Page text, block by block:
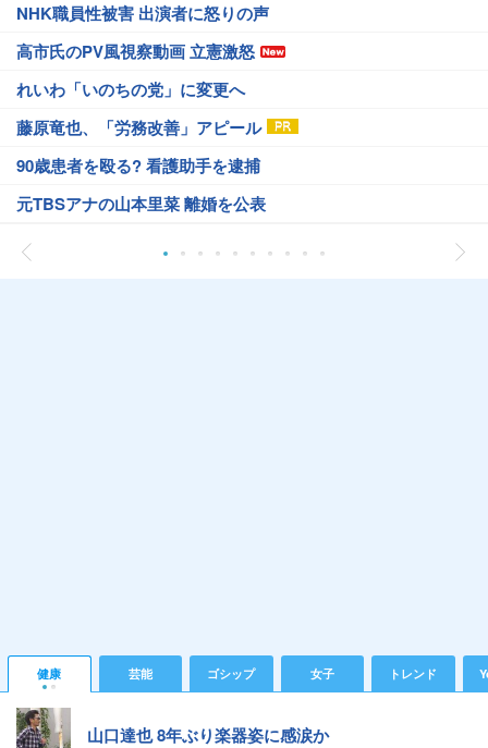
NHK職員性被害 出演者に怒りの声
高市氏のPV風視察動画 立憲激怒
れいわ「いのちの党」に変更へ
藤原竜也、「労務改善」アピール
90歳患者を殴る? 看護助手を逮捕
元TBSアナの山本里菜 離婚を公表
健康 芸能 ゴシップ 女子 トレンド
山口達也 8年ぶり楽器姿に感涙か